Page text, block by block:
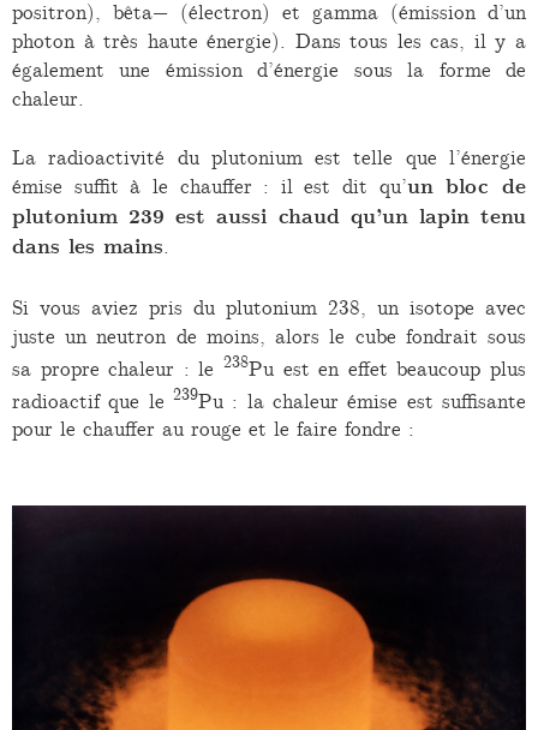
positron), bêta− (électron) et gamma (émission d’un
photon à très haute énergie). Dans tous les cas, il y a
également une émission d’énergie sous la forme de
chaleur.
La radioactivité du plutonium est telle que l’énergie
émise suffit à le chauffer : il est dit qu’un bloc de
plutonium 239 est aussi chaud qu’un lapin tenu
dans les mains.
Si vous aviez pris du plutonium 238, un isotope avec
juste un neutron de moins, alors le cube fondrait sous
sa propre chaleur : le 238Pu est en effet beaucoup plus
radioactif que le 239Pu : la chaleur émise est suffisante
pour le chauffer au rouge et le faire fondre :